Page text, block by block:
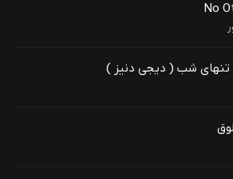
No
شب ( دیجی دنیز )